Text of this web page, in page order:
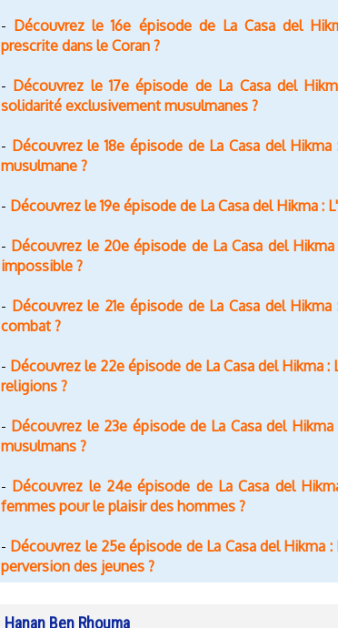
- Découvrez le 16e épisode de La Casa del
prescrite dans le Coran ?
- Découvrez le 17e épisode de La Casa del
solidarité exclusivement musulmanes ?
- Découvrez le 18e épisode de La Casa del
musulmane ?
- Découvrez le 19e épisode de La Casa del Hikma
- Découvrez le 20e épisode de La Casa del
impossible ?
- Découvrez le 21e épisode de La Casa del
combat ?
- Découvrez le 22e épisode de La Casa del Hikma
religions ?
- Découvrez le 23e épisode de La Casa del
musulmans ?
- Découvrez le 24e épisode de La Casa del
femmes pour le plaisir des hommes ?
- Découvrez le 25e épisode de La Casa del
perversion des jeunes ?
Hanan Ben Rhouma